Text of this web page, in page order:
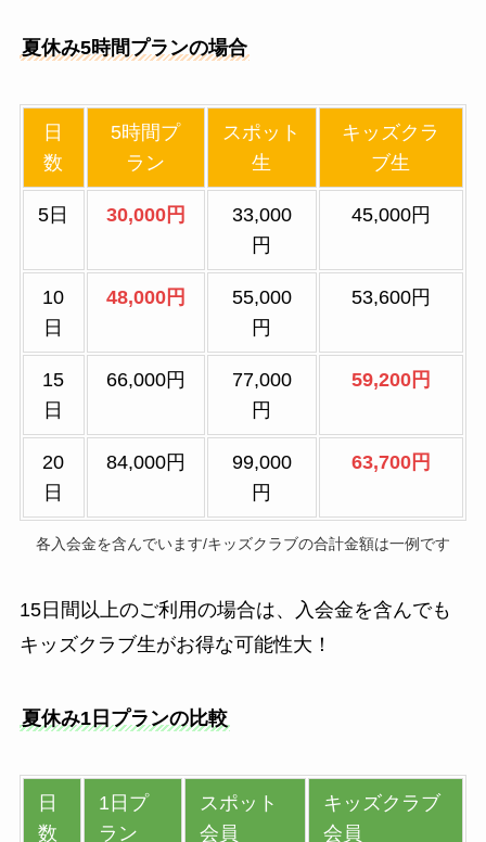
夏休み5時間プランの場合
日
数
5時間プ
ラン
スポット
生
キッズクラ
ブ生
5日 30,000円
33,000
円
45,000円
10
日
48,000円
55,000
円
53,600円
15
日
66,000円
77,000
円
59,200円
20
日
84,000円
99,000
円
63,700円
各入会金を含んでいます/キッズクラブの合計金額は一例です
15日間以上のご利用の場合は、入会金を含んでも
キッズクラブ生がお得な可能性大！
夏休み1日プランの比較
日
数
1日プ
ラン
スポット
会員
キッズクラブ
会員